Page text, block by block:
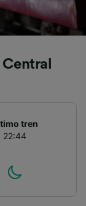
tren
22:44